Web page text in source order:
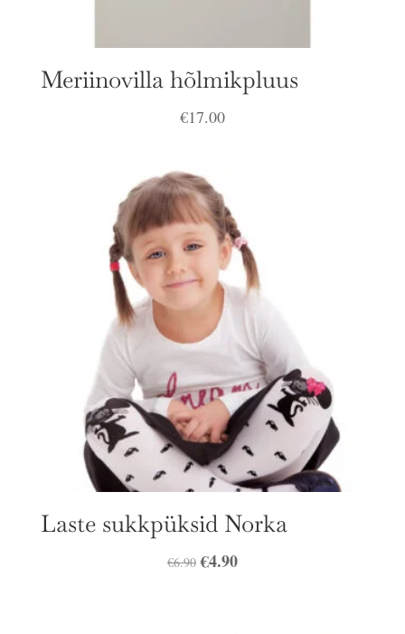
Meriinovilla hõlmikpluus
€17.00
Laste sukkpüksid Norka
€6.90 Algne
€4.90Praegune